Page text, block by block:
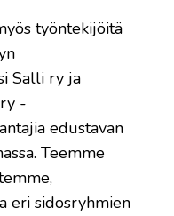
työntekijöitä
Salli ry ja
-
edustavan
Teemme
eri sidosryhmien